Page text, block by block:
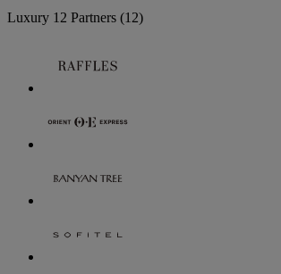
Luxury 12 Partners (12)